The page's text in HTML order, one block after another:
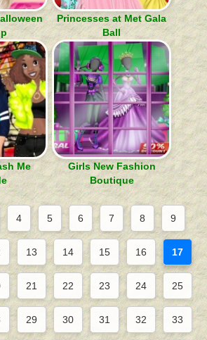
Princesses at Met Gala
Ball
Me
Girls New Fashion
Boutique
4 5 6 7 8 9
13 14 15 16 17
21 22 23 24 25
29 30 31 32 33